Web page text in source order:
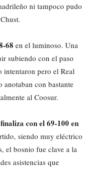
ni tampoco pudo
68 en el luminoso. Una
subiendo con el paso
pero el Real
con bastante
al Coosur.
finaliza con el 69-100 en
siendo muy eléctrico
el bosnio fue clave a la
asistencias que